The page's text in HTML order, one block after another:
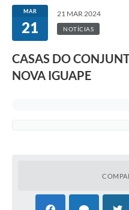
MAR
21
21 MAR 2024
NOTÍCIAS
CASAS DO
NOVA IGUAPE